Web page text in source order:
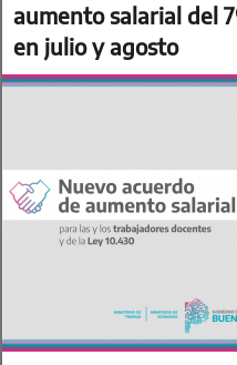
aumento salarial del
en julio y agosto